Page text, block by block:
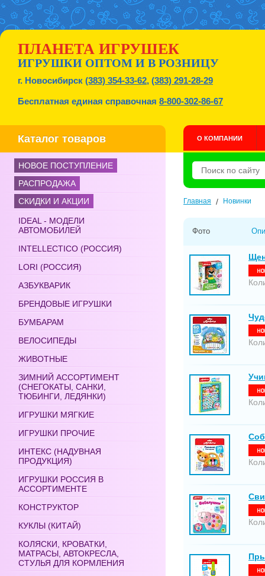
ПЛАНЕТА ИГРУШЕК
ИГРУШКИ ОПТОМ И В РОЗНИЦУ
г. Новосибирск (383) 354-33-62, (383) 291-28-29
Бесплатная единая справочная 8-800-302-86-67
Каталог товаров О КОМПАНИИ
НОВОЕ ПОСТУПЛЕНИЕ
РАСПРОДАЖА
СКИДКИ И АКЦИИ
IDEAL - МОДЕЛИ
АВТОМОБИЛЕЙ
INTELLECTICO (РОССИЯ)
LORI (РОССИЯ)
АЗБУКВАРИК
БРЕНДОВЫЕ ИГРУШКИ
БУМБАРАМ
ВЕЛОСИПЕДЫ
ЖИВОТНЫЕ
ЗИМНИЙ АССОРТИМЕНТ
(СНЕГОКАТЫ, САНКИ,
ТЮБИНГИ, ЛЕДЯНКИ)
ИГРУШКИ МЯГКИЕ
ИГРУШКИ ПРОЧИЕ
ИНТЕКС (НАДУВНАЯ
ПРОДУКЦИЯ)
ИГРУШКИ РОССИЯ В
АССОРТИМЕНТЕ
КОНСТРУКТОР
КУКЛЫ (КИТАЙ)
КОЛЯСКИ, КРОВАТКИ,
МАТРАСЫ, АВТОКРЕСЛА,
СТУЛЬЯ ДЛЯ КОРМЛЕНИЯ
Главная / Новинки
Фото